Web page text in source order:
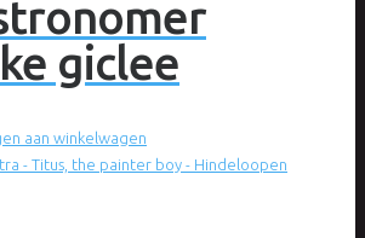
giclee
aan winkelwagen